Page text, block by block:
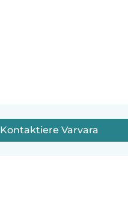
Kontaktiere Varvara